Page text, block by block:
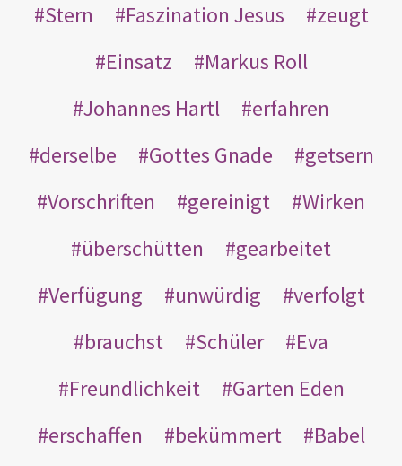
Stern
Faszination Jesus
zeugt
Einsatz
Markus Roll
Johannes Hartl
erfahren
derselbe
Gottes Gnade
getsern
Vorschriften
gereinigt
Wirken
überschütten
gearbeitet
Verfügung
unwürdig
verfolgt
brauchst
Schüler
Eva
Freundlichkeit
Garten Eden
erschaffen
bekümmert
Babel